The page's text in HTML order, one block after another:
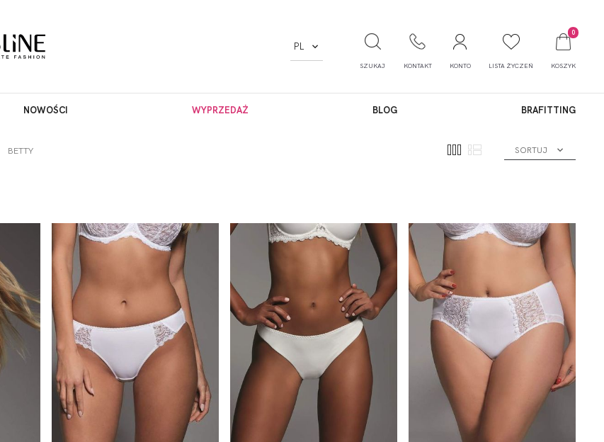
PL
SZUKAJ KONTAKT KONTO LISTA ŻYCZEŃ
0
KOSZYK
NOWOŚCI WYPRZEDAŻ BLOG BRAFITTING
BETTY SORTUJ